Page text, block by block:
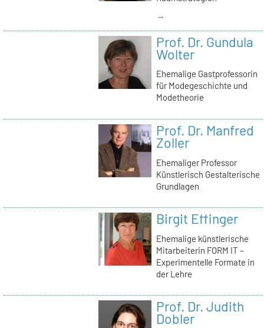
→
Prof. Dr. Gundula
Wolter
Ehemalige Gastprofessorin
für Modegeschichte und
Modetheorie
Prof. Dr. Manfred
Zoller
Ehemaliger Professor
Künstlerisch Gestalterische
Grundlagen
Birgit Effinger
Ehemalige künstlerische
Mitarbeiterin FORM IT –
Experimentelle Formate in
der Lehre
Prof. Dr. Judith
Dobler